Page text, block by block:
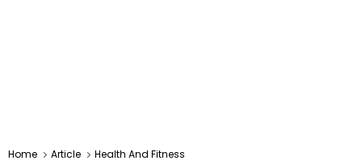
Home Article Health And Fitness